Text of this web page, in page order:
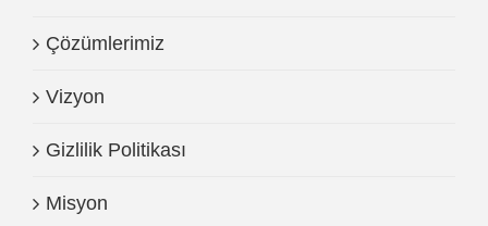
Çözümlerimiz
Vizyon
Gizlilik Politikası
Misyon